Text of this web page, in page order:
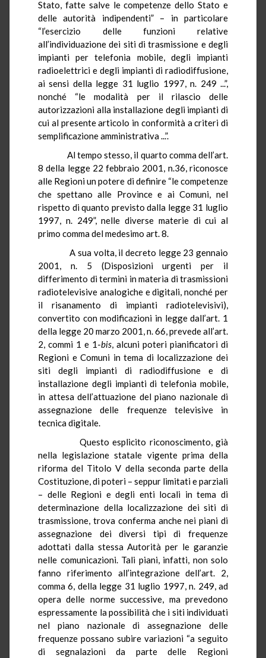
Stato, fatte salve le competenze dello Stato e
delle autorità indipendenti” – in particolare
“l’esercizio delle funzioni relative
all’individuazione dei siti di trasmissione e degli
impianti per telefonia mobile, degli impianti
radioelettrici e degli impianti di radiodiffusione,
ai sensi della legge 31 luglio 1997, n. 249 ...”,
nonché “le modalità per il rilascio delle
autorizzazioni alla installazione degli impianti di
cui al presente articolo in conformità a criteri di
semplificazione amministrativa ...”.
Al tempo stesso, il quarto comma dell’art.
8 della legge 22 febbraio 2001, n.36, riconosce
alle Regioni un potere di definire “le competenze
che spettano alle Province e ai Comuni, nel
rispetto di quanto previsto dalla legge 31 luglio
1997, n. 249”, nelle diverse materie di cui al
primo comma del medesimo art. 8.
A sua volta, il decreto legge 23 gennaio
2001, n. 5 (Disposizioni urgenti per il
differimento di termini in materia di trasmissioni
radiotelevisive analogiche e digitali, nonché per
il risanamento di impianti radiotelevisivi),
convertito con modificazioni in legge dall’art. 1
della legge 20 marzo 2001, n. 66, prevede all’art.
2, commi 1 e 1-bis, alcuni poteri pianificatori di
Regioni e Comuni in tema di localizzazione dei
siti degli impianti di radiodiffusione e di
installazione degli impianti di telefonia mobile,
in attesa dell’attuazione del piano nazionale di
assegnazione delle frequenze televisive in
tecnica digitale.
Questo esplicito riconoscimento, già
nella legislazione statale vigente prima della
riforma del Titolo V della seconda parte della
Costituzione, di poteri – seppur limitati e parziali
– delle Regioni e degli enti locali in tema di
determinazione della localizzazione dei siti di
trasmissione, trova conferma anche nei piani di
assegnazione dei diversi tipi di frequenze
adottati dalla stessa Autorità per le garanzie
nelle comunicazioni. Tali piani, infatti, non solo
fanno riferimento all’integrazione dell’art. 2,
comma 6, della legge 31 luglio 1997, n. 249, ad
opera delle norme successive, ma prevedono
espressamente la possibilità che i siti individuati
nel piano nazionale di assegnazione delle
frequenze possano subire variazioni “a seguito
di segnalazioni da parte delle Regioni